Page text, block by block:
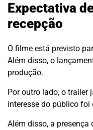
Expectativa
recepção
O filme está previsto
Além disso, o
produção.
Por outro lado, o trailer
interesse do público foi
Além disso, a